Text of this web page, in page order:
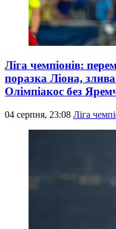
Ліга чемпіонів:
поразка Ліона,
Олімпіакос без
04 серпня, 23:08 Ліга